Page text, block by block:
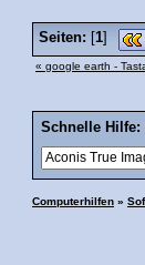
Seiten: [1]
« google earth -
Schnelle Hilfe:
Computerhilfen »